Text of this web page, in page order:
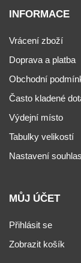
INFORMACE
Vrácení zboží
Doprava a platba
Obchodní
Často kladené
Výdejní místo
Tabulky velikostí
Nastavení
MŮJ ÚČET
Přihlásit se
Zobrazit košík